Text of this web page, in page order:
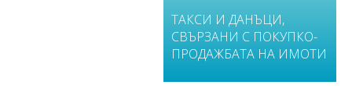
ТАКСИ И ДАНЪЦИ,
СВЪРЗАНИ С ПОКУПКО-
ПРОДАЖБАТА НА ИМОТИ